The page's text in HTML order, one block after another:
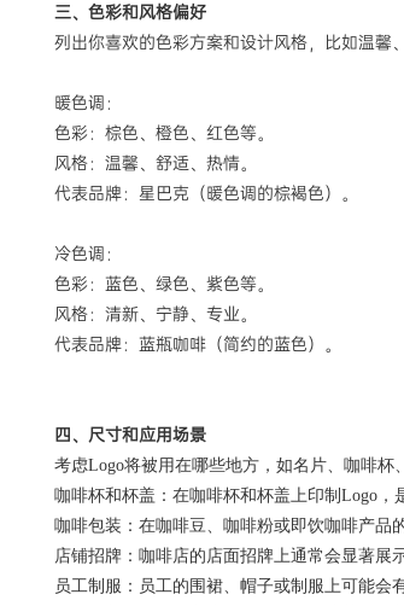
三、色彩和风格偏好
列出你喜欢的色彩方案和设计风格，比如温馨
暖色调：
色彩：棕色、橙色、红色等。
风格：温馨、舒适、热情。
代表品牌：星巴克（暖色调的棕褐色）。
冷色调：
色彩：蓝色、绿色、紫色等。
风格：清新、宁静、专业。
代表品牌：蓝瓶咖啡（简约的蓝色）。
四、尺寸和应用场景
考虑Logo将被用在哪些地方，如名片、咖啡杯
咖啡杯和杯盖：在咖啡杯和杯盖上印制 Logo，
咖啡包装：在咖啡豆、咖啡粉或即饮咖啡产品
店铺招牌：咖啡店的店面招牌上通常会显著展
员工制服：员工的围裙、帽子或制服上可能会